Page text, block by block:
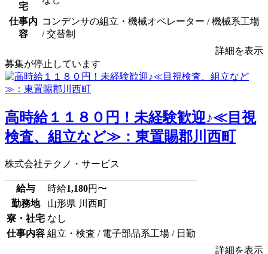
宅
仕事内
容
コンデンサの組立・機械オペレーター / 機械系工場
/ 交替制
詳細を表示
募集が停止しています
高時給１１８０円！未経験歓迎♪≪目視
検査、組立など≫：東置賜郡川西町
株式会社テクノ・サービス
給与 時給1,180円〜
勤務地
山形県 川西町
寮・社宅 なし
仕事内容 組立・検査 / 電子部品系工場 / 日勤
詳細を表示